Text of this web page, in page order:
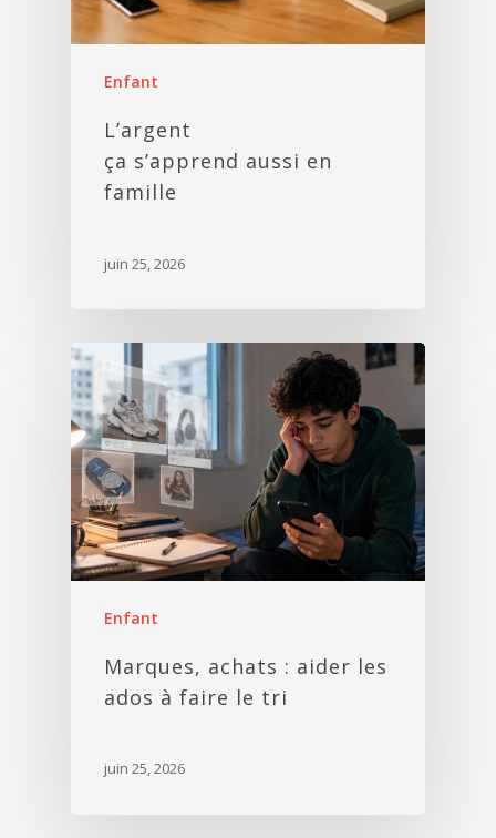
Enfant
L’argent
ça s’apprend aussi en
famille
juin 25, 2026
Enfant
Marques, achats : aider les
ados à faire le tri
juin 25, 2026